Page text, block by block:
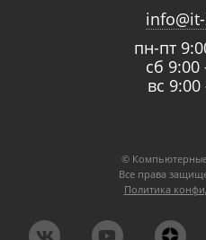
пн-пт
сб 9:00
вс
©
Все права
Политика